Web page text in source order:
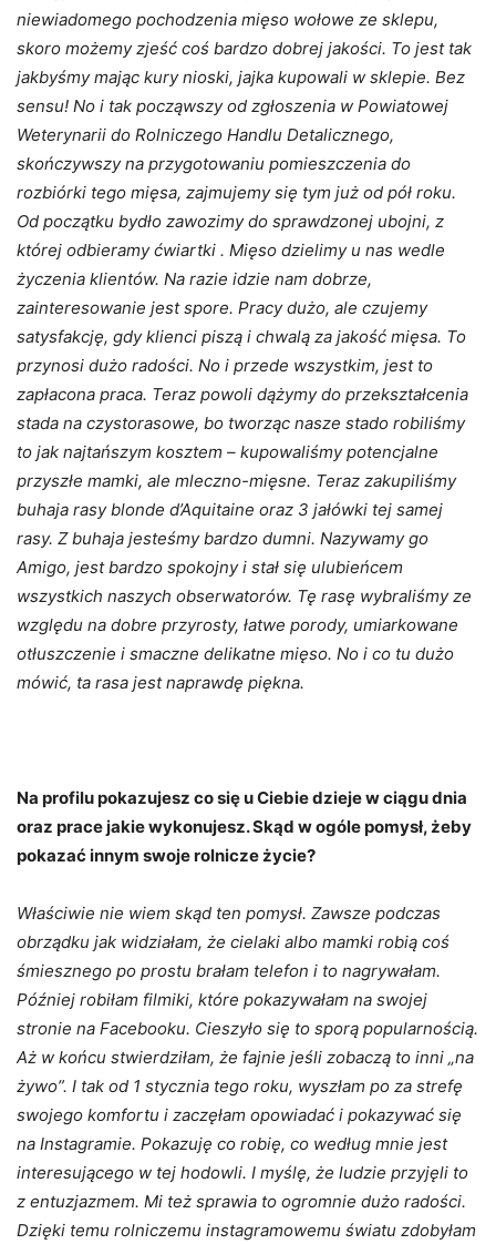
niewiadomego pochodzenia mięso wołowe ze sklepu,
skoro możemy zjeść coś bardzo dobrej jakości. To jest tak
jakbyśmy mając kury nioski, jajka kupowali w sklepie. Bez
sensu! No i tak począwszy od zgłoszenia w Powiatowej
Weterynarii do Rolniczego Handlu Detalicznego,
skończywszy na przygotowaniu pomieszczenia do
rozbiórki tego mięsa, zajmujemy się tym już od pół roku.
Od początku bydło zawozimy do sprawdzonej ubojni, z
której odbieramy ćwiartki . Mięso dzielimy u nas wedle
życzenia klientów. Na razie idzie nam dobrze,
zainteresowanie jest spore. Pracy dużo, ale czujemy
satysfakcję, gdy klienci piszą i chwalą za jakość mięsa. To
przynosi dużo radości. No i przede wszystkim, jest to
zapłacona praca. Teraz powoli dążymy do przekształcenia
stada na czystorasowe, bo tworząc nasze stado robiliśmy
to jak najtańszym kosztem – kupowaliśmy potencjalne
przyszłe mamki, ale mleczno-mięsne. Teraz zakupiliśmy
buhaja rasy blonde d’Aquitaine oraz 3 jałówki tej samej
rasy. Z buhaja jesteśmy bardzo dumni. Nazywamy go
Amigo, jest bardzo spokojny i stał się ulubieńcem
wszystkich naszych obserwatorów. Tę rasę wybraliśmy ze
względu na dobre przyrosty, łatwe porody, umiarkowane
otłuszczenie i smaczne delikatne mięso. No i co tu dużo
mówić, ta rasa jest naprawdę piękna.
Na profilu pokazujesz co się u Ciebie dzieje w ciągu dnia
oraz prace jakie wykonujesz. Skąd w ogóle pomysł, żeby
pokazać innym swoje rolnicze życie?
Właściwie nie wiem skąd ten pomysł. Zawsze podczas
obrządku jak widziałam, że cielaki albo mamki robią coś
śmiesznego po prostu brałam telefon i to nagrywałam.
Później robiłam filmiki, które pokazywałam na swojej
stronie na Facebooku. Cieszyło się to sporą popularnością.
Aż w końcu stwierdziłam, że fajnie jeśli zobaczą to inni „na
żywo”. I tak od 1 stycznia tego roku, wyszłam po za strefę
swojego komfortu i zaczęłam opowiadać i pokazywać się
na Instagramie. Pokazuję co robię, co według mnie jest
interesującego w tej hodowli. I myślę, że ludzie przyjęli to
z entuzjazmem. Mi też sprawia to ogromnie dużo radości.
Dzięki temu rolniczemu instagramowemu światu zdobyłam